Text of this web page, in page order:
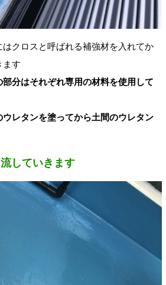
クロスと呼ばれる補強材を入れてか
ます
分はそれぞれ専用の材料を使用して
ウレタンを塗ってから土間のウレタン
していきます